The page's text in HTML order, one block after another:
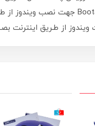
ویندوز از طـریق